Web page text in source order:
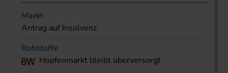
Markt
Antrag auf Insolvenz
Rohstoffe
Hopfenmarkt bleibt überversorgt